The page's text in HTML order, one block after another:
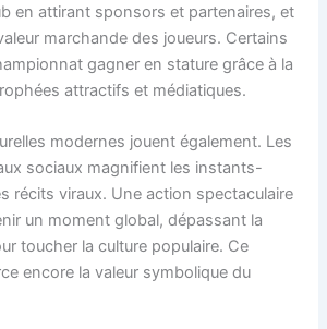
en attirant sponsors et partenaires, et
marchande des joueurs. Certains
gagner en stature grâce à la
attractifs et médiatiques.
modernes jouent également. Les
sociaux magnifient les instants-
récits viraux. Une action spectaculaire
un moment global, dépassant la
toucher la culture populaire. Ce
encore la valeur symbolique du